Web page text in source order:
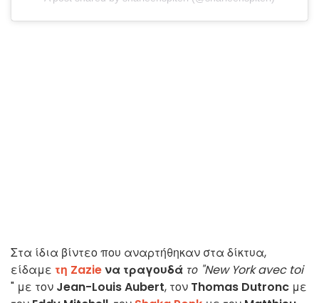
Στα ίδια βίντεο που αναρτήθηκαν στα δίκτυα,
είδαμε τη Zazieνα τραγουδά το "New York avec toi
" με τον Jean-Louis Aubert, τον Thomas Dutronc με